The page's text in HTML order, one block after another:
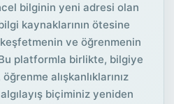
bilginin yeni adresi olan
kaynaklarının ötesine
ve öğrenmenin
platformla birlikte, bilgiye
alışkanlıklarınız
biçiminiz yeniden